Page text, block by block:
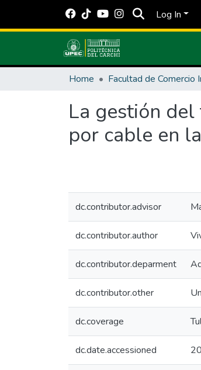
Log In
Home
La gestión
por cable en
dc.contributor.advisor
dc.contributor.author
dc.contributor.deparment
dc.contributor.other
dc.coverage
dc.date.accessioned